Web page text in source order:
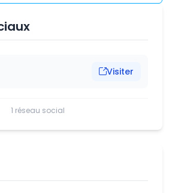
Visiter
1 réseau social